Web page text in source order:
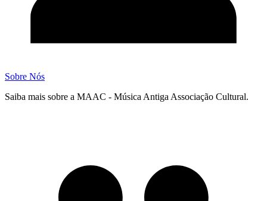
Sobre Nós
Saiba mais sobre a MAAC - Música Antiga Associação Cultural.